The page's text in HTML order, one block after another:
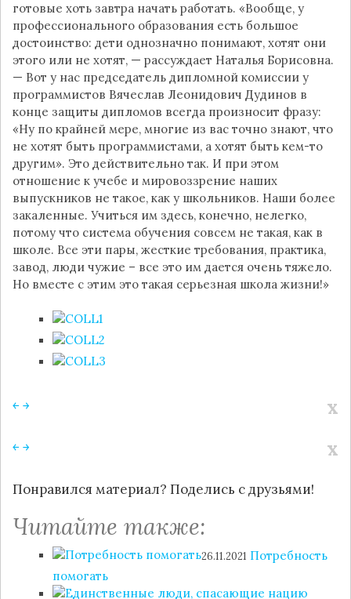
готовые хоть завтра начать работать. «Вообще, у
профессионального образования есть большое
достоинство: дети однозначно понимают, хотят они
этого или не хотят, — рассуждает Наталья Борисовна.
— Вот у нас председатель дипломной комиссии у
программистов Вячеслав Леонидович Дудинов в
конце защиты дипломов всегда произносит фразу:
«Ну по крайней мере, многие из вас точно знают, что
не хотят быть программистами, а хотят быть кем-то
другим». Это действительно так. И при этом
отношение к учебе и мировоззрение наших
выпускников не такое, как у школьников. Наши более
закаленные. Учиться им здесь, конечно, нелегко,
потому что система обучения совсем не такая, как в
школе. Все эти пары, жесткие требования, практика,
завод, люди чужие – все это им дается очень тяжело.
Но вместе с этим это такая серьезная школа жизни!»
￩￫ x
￩￫ x
Понравился материал? Поделись с друзьями!
Читайте также:
26.11.2021 Потребность
помогать